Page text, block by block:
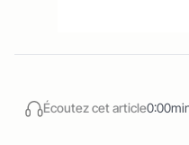
Écoutez cet article